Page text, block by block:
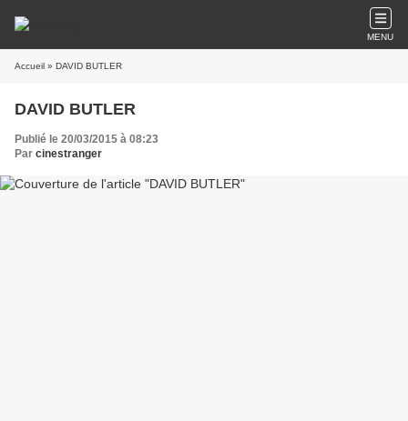
MENU
Accueil » DAVID BUTLER
DAVID BUTLER
Publié le 20/03/2015 à 08:23
Par cinestranger